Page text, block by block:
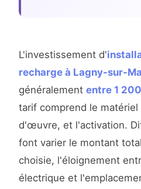
L'investissement d'
recharge à Lagny-sur-
généralement entre 1
tarif comprend le
d'œuvre, et l'activation.
font varier le montant
choisie, l'éloignement
électrique et